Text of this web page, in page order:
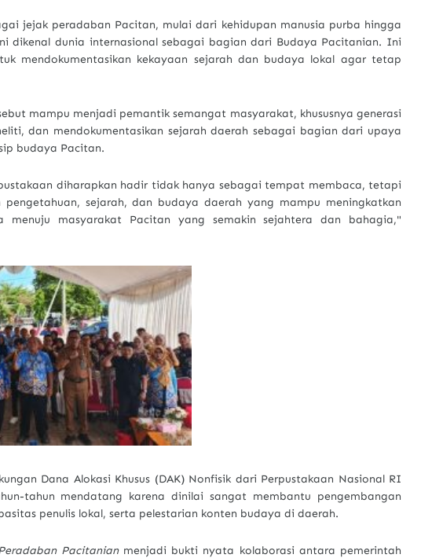
jejak peradaban Pacitan, mulai dari kehidupan manusia purba hingga
dikenal dunia internasional sebagai bagian dari Budaya Pacitanian. Ini
mendokumentasikan kekayaan sejarah dan budaya lokal agar tetap
mampu menjadi pemantik semangat masyarakat, khususnya generasi
dan mendokumentasikan sejarah daerah sebagai bagian dari upaya
budaya Pacitan.
diharapkan hadir tidak hanya sebagai tempat membaca, tetapi
sejarah, dan budaya daerah yang mampu meningkatkan
menuju masyarakat Pacitan yang semakin sejahtera dan bahagia,"
Dana Alokasi Khusus (DAK) Nonfisik dari Perpustakaan Nasional RI
tahun mendatang karena dinilai sangat membantu pengembangan
penulis lokal, serta pelestarian konten budaya di daerah.
Pacitanianmenjadi bukti nyata kolaborasi antara pemerintah